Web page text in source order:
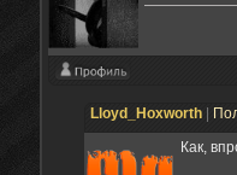
Lloyd_Hoxworth
Как,